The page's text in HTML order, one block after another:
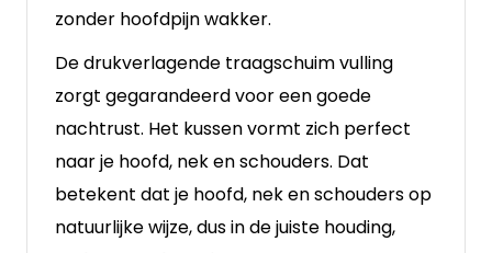
zonder hoofdpijn wakker.
De drukverlagende traagschuim vulling
zorgt gegarandeerd voor een goede
nachtrust. Het kussen vormt zich perfect
naar je hoofd, nek en schouders. Dat
betekent dat je hoofd, nek en schouders op
natuurlijke wijze, dus in de juiste houding,